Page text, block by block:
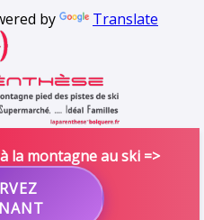
by Translate
la montagne au ski =>